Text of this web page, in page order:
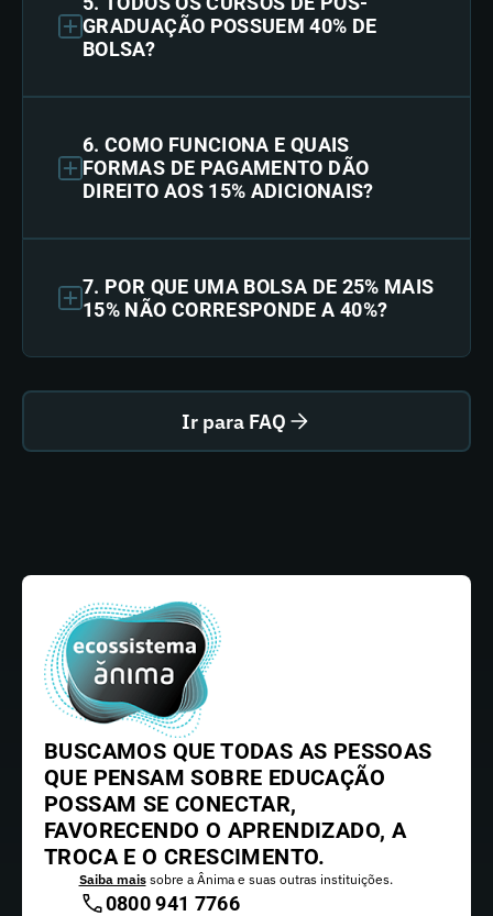
GRADUAÇÃO POSSUEM 40% DE
BOLSA?
6. COMO FUNCIONA E QUAIS
FORMAS DE PAGAMENTO DÃO
DIREITO AOS 15% ADICIONAIS?
7. POR QUE UMA BOLSA DE 25% MAIS
15% NÃO CORRESPONDE A 40%?
Ir para FAQ
BUSCAMOS QUE TODAS AS PESSOAS
QUE PENSAM SOBRE EDUCAÇÃO
POSSAM SE CONECTAR,
FAVORECENDO O APRENDIZADO, A
TROCA E O CRESCIMENTO.
Saiba maissobre a Ânima e suas outras instituições.
0800 941 7766